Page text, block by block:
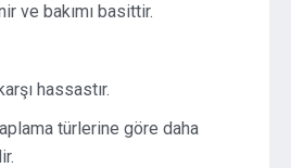
ve bakımı basittir.
hassastır.
türlerine göre daha